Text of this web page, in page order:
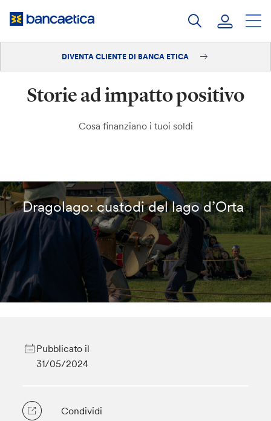
Diventa cliente
DIVENTA CLIENTE DI BANCA ETICA
Storie ad impatto positivo
Cosa finanziano i tuoi soldi
Dragolago: custodi del lago d’Orta
Pubblicato il
31/05/2024
Condividi